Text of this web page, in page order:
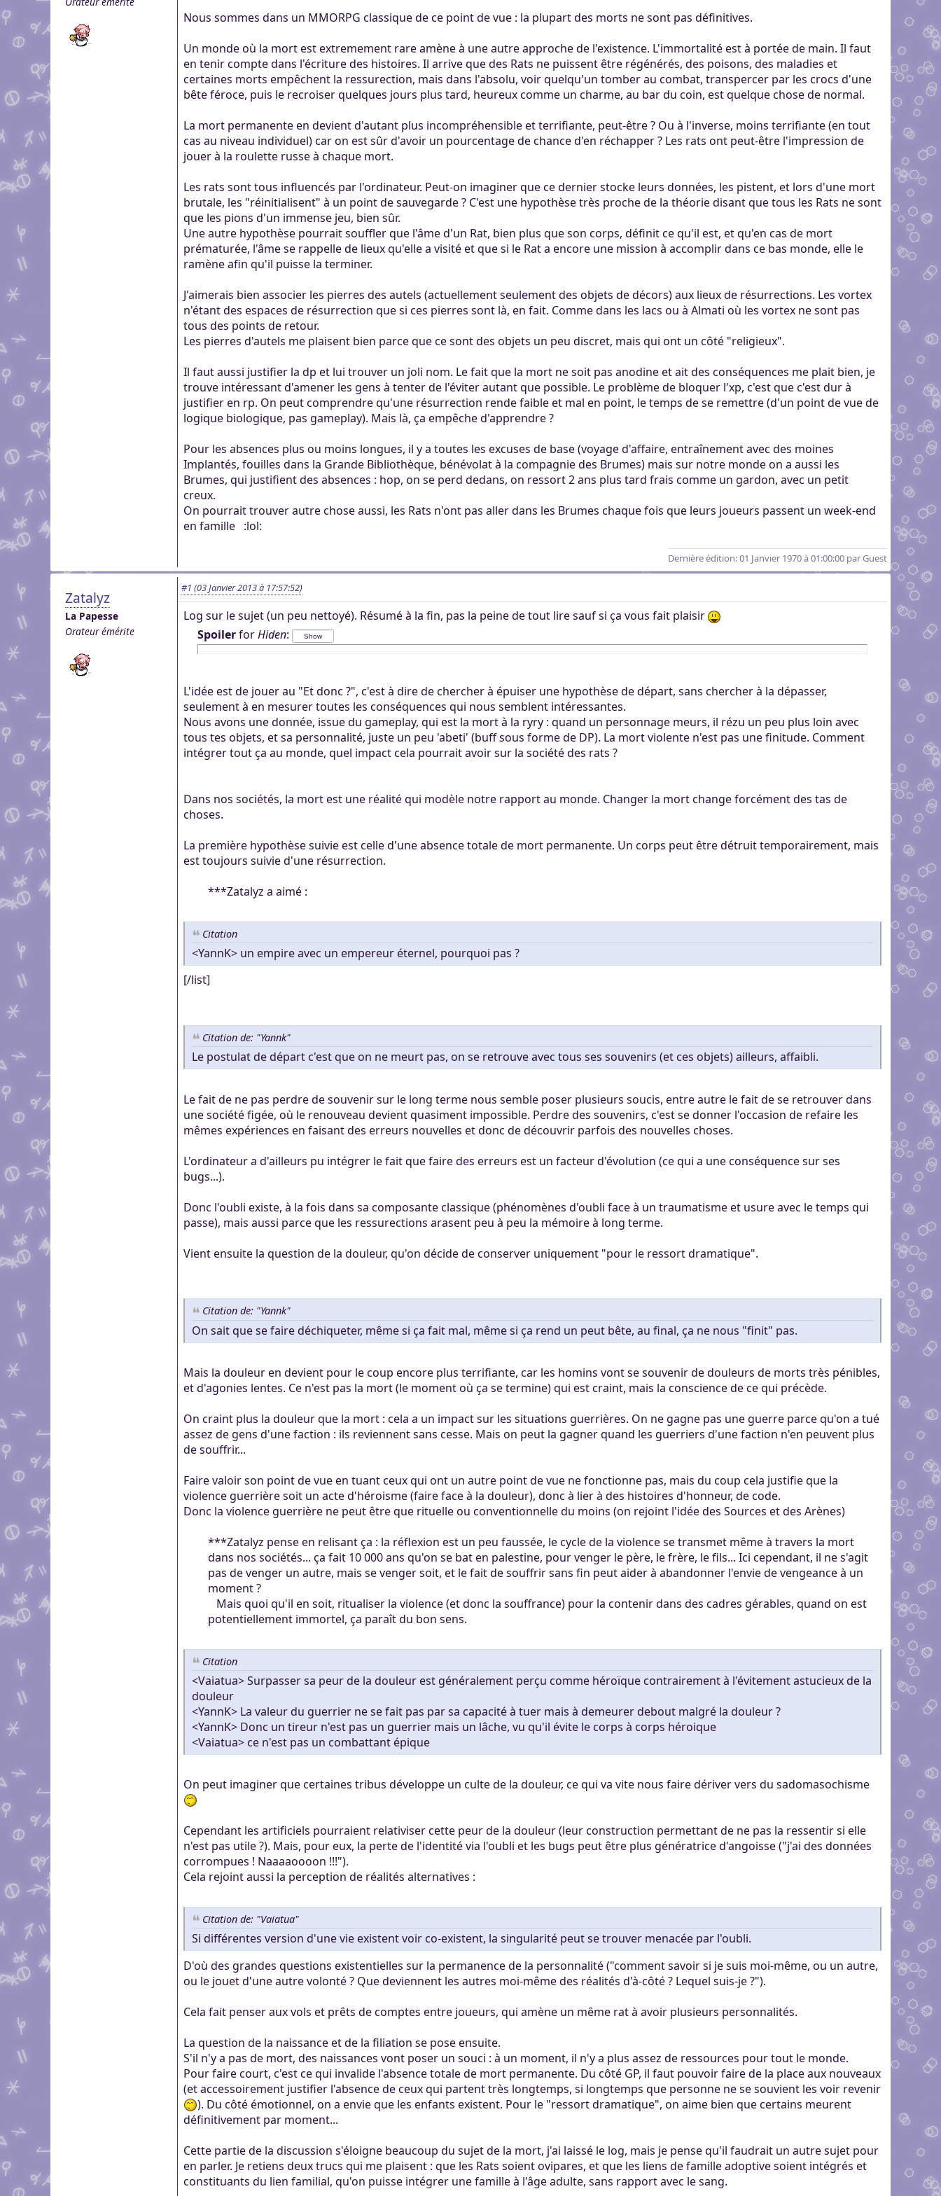
Pour partager des fichiers. Tout le monde
personne si vous n'êtes pas validé.
Visioconférence
Visioconférence
compte, via le navigateur. Allumez vos
micro ! /!\ Ce n'est pas notre outil
principal d'échange, préférez le salon
XMPP.
Boutiques
Brillez aux couleurs de Khaganat
Vous cherchez des goodies avec nos
visuels ? Vous pouvez les retrouver sur
quelques boutiques en ligne, et sur nos
Nous soutenir
Aider Khaganat
Notre projet vit grâce aux dons, en
nature, en temps ou en argent.
Découvrez comment nous aider, afin que
nous puissions aller encore plus loin !
Nous sommes dans un MMORPG classique de ce point de vue : la plupart des morts ne sont pas définitives.
Un monde où la mort est extremement rare amène à une autre approche de l'existence. L'immortalité est à portée de main. Il faut
en tenir compte dans l'écriture des histoires. Il arrive que des Rats ne puissent être régénérés, des poisons, des maladies et
certaines morts empêchent la ressurection, mais dans l'absolu, voir quelqu'un tomber au combat, transpercer par les crocs d'une
bête féroce, puis le recroiser quelques jours plus tard, heureux comme un charme, au bar du coin, est quelque chose de normal.
La mort permanente en devient d'autant plus incompréhensible et terrifiante, peut-être ? Ou à l'inverse, moins terrifiante (en tout
cas au niveau individuel) car on est sûr d'avoir un pourcentage de chance d'en réchapper ? Les rats ont peut-être l'impression de
jouer à la roulette russe à chaque mort.
Les rats sont tous influencés par l'ordinateur. Peut-on imaginer que ce dernier stocke leurs données, les pistent, et lors d'une mort
brutale, les "réinitialisent" à un point de sauvegarde ? C'est une hypothèse très proche de la théorie disant que tous les Rats ne sont
que les pions d'un immense jeu, bien sûr.
Une autre hypothèse pourrait souffler que l'âme d'un Rat, bien plus que son corps, définit ce qu'il est, et qu'en cas de mort
prématurée, l'âme se rappelle de lieux qu'elle a visité et que si le Rat a encore une mission à accomplir dans ce bas monde, elle le
ramène afin qu'il puisse la terminer.
J'aimerais bien associer les pierres des autels (actuellement seulement des objets de décors) aux lieux de résurrections. Les vortex
n'étant des espaces de résurrection que si ces pierres sont là, en fait. Comme dans les lacs ou à Almati où les vortex ne sont pas
tous des points de retour.
Les pierres d'autels me plaisent bien parce que ce sont des objets un peu discret, mais qui ont un côté "religieux".
Il faut aussi justifier la dp et lui trouver un joli nom. Le fait que la mort ne soit pas anodine et ait des conséquences me plait bien, je
trouve intéressant d'amener les gens à tenter de l'éviter autant que possible. Le problème de bloquer l'xp, c'est que c'est dur à
justifier en rp. On peut comprendre qu'une résurrection rende faible et mal en point, le temps de se remettre (d'un point de vue de
logique biologique, pas gameplay). Mais là, ça empêche d'apprendre ?
Pour les absences plus ou moins longues, il y a toutes les excuses de base (voyage d'affaire, entraînement avec des moines
Implantés, fouilles dans la Grande Bibliothèque, bénévolat à la compagnie des Brumes) mais sur notre monde on a aussi les
Brumes, qui justifient des absences : hop, on se perd dedans, on ressort 2 ans plus tard frais comme un gardon, avec un petit
creux.
On pourrait trouver autre chose aussi, les Rats n'ont pas aller dans les Brumes chaque fois que leurs joueurs passent un week-end
en famille :lol:
Dernière édition: 01 Janvier 1970 à 01:00:00 par Guest
Zatalyz
La Papesse
Orateur émérite
#1 (03 Janvier 2013 à 17:57:52)
Log sur le sujet (un peu nettoyé). Résumé à la fin, pas la peine de tout lire sauf si ça vous fait plaisir
SpoilerforHiden:
L'idée est de jouer au "Et donc ?", c'est à dire de chercher à épuiser une hypothèse de départ, sans chercher à la dépasser,
seulement à en mesurer toutes les conséquences qui nous semblent intéressantes.
Nous avons une donnée, issue du gameplay, qui est la mort à la ryry : quand un personnage meurs, il rézu un peu plus loin avec
tous tes objets, et sa personnalité, juste un peu 'abeti' (buff sous forme de DP). La mort violente n'est pas une finitude. Comment
intégrer tout ça au monde, quel impact cela pourrait avoir sur la société des rats ?
Dans nos sociétés, la mort est une réalité qui modèle notre rapport au monde. Changer la mort change forcément des tas de
choses.
La première hypothèse suivie est celle d'une absence totale de mort permanente. Un corps peut être détruit temporairement, mais
est toujours suivie d'une résurrection.
***Zatalyz a aimé :
Citation
<YannK> un empire avec un empereur éternel, pourquoi pas ?
[/list]
Citation de: "Yannk"
Le postulat de départ c'est que on ne meurt pas, on se retrouve avec tous ses souvenirs (et ces objets) ailleurs, affaibli.
Le fait de ne pas perdre de souvenir sur le long terme nous semble poser plusieurs soucis, entre autre le fait de se retrouver dans
une société figée, où le renouveau devient quasiment impossible. Perdre des souvenirs, c'est se donner l'occasion de refaire les
mêmes expériences en faisant des erreurs nouvelles et donc de découvrir parfois des nouvelles choses.
L'ordinateur a d'ailleurs pu intégrer le fait que faire des erreurs est un facteur d'évolution (ce qui a une conséquence sur ses
bugs...).
Donc l'oubli existe, à la fois dans sa composante classique (phénomènes d'oubli face à un traumatisme et usure avec le temps qui
passe), mais aussi parce que les ressurections arasent peu à peu la mémoire à long terme.
Vient ensuite la question de la douleur, qu'on décide de conserver uniquement "pour le ressort dramatique".
Citation de: "Yannk"
On sait que se faire déchiqueter, même si ça fait mal, même si ça rend un peut bête, au final, ça ne nous "finit" pas.
Mais la douleur en devient pour le coup encore plus terrifiante, car les homins vont se souvenir de douleurs de morts très pénibles,
et d'agonies lentes. Ce n'est pas la mort (le moment où ça se termine) qui est craint, mais la conscience de ce qui précède.
On craint plus la douleur que la mort : cela a un impact sur les situations guerrières. On ne gagne pas une guerre parce qu'on a tué
assez de gens d'une faction : ils reviennent sans cesse. Mais on peut la gagner quand les guerriers d'une faction n'en peuvent plus
de souffrir...
Faire valoir son point de vue en tuant ceux qui ont un autre point de vue ne fonctionne pas, mais du coup cela justifie que la
violence guerrière soit un acte d'héroisme (faire face à la douleur), donc à lier à des histoires d'honneur, de code.
Donc la violence guerrière ne peut être que rituelle ou conventionnelle du moins (on rejoint l'idée des Sources et des Arènes)
***Zatalyz pense en relisant ça : la réflexion est un peu faussée, le cycle de la violence se transmet même à travers la mort
dans nos sociétés... ça fait 10 000 ans qu'on se bat en palestine, pour venger le père, le frère, le fils... Ici cependant, il ne s'agit
pas de venger un autre, mais se venger soit, et le fait de souffrir sans fin peut aider à abandonner l'envie de vengeance à un
moment ?
Mais quoi qu'il en soit, ritualiser la violence (et donc la souffrance) pour la contenir dans des cadres gérables, quand on est
potentiellement immortel, ça paraît du bon sens.
Citation
<Vaiatua> Surpasser sa peur de la douleur est généralement perçu comme héroïque contrairement à l'évitement astucieux de la
douleur
<YannK> La valeur du guerrier ne se fait pas par sa capacité à tuer mais à demeurer debout malgré la douleur ?
<YannK> Donc un tireur n'est pas un guerrier mais un lâche, vu qu'il évite le corps à corps héroique
<Vaiatua> ce n'est pas un combattant épique
On peut imaginer que certaines tribus développe un culte de la douleur, ce qui va vite nous faire dériver vers du sadomasochisme
Cependant les artificiels pourraient relativiser cette peur de la douleur (leur construction permettant de ne pas la ressentir si elle
n'est pas utile ?). Mais, pour eux, la perte de l'identité via l'oubli et les bugs peut être plus génératrice d'angoisse ("j'ai des données
corrompues ! Naaaaoooon !!!").
Cela rejoint aussi la perception de réalités alternatives :
Citation de: "Vaiatua"
Si différentes version d'une vie existent voir co-existent, la singularité peut se trouver menacée par l'oubli.
D'où des grandes questions existentielles sur la permanence de la personnalité ("comment savoir si je suis moi-même, ou un autre,
ou le jouet d'une autre volonté ? Que deviennent les autres moi-même des réalités d'à-côté ? Lequel suis-je ?").
Cela fait penser aux vols et prêts de comptes entre joueurs, qui amène un même rat à avoir plusieurs personnalités.
La question de la naissance et de la filiation se pose ensuite.
S'il n'y a pas de mort, des naissances vont poser un souci : à un moment, il n'y a plus assez de ressources pour tout le monde.
Pour faire court, c'est ce qui invalide l'absence totale de mort permanente. Du côté GP, il faut pouvoir faire de la place aux nouveaux
(et accessoirement justifier l'absence de ceux qui partent très longtemps, si longtemps que personne ne se souvient les voir revenir
). Du côté émotionnel, on a envie que les enfants existent. Pour le "ressort dramatique", on aime bien que certains meurent
définitivement par moment...
Cette partie de la discussion s'éloigne beaucoup du sujet de la mort, j'ai laissé le log, mais je pense qu'il faudrait un autre sujet pour
en parler. Je retiens deux trucs qui me plaisent : que les Rats soient ovipares, et que les liens de famille adoptive soient intégrés et
constituants du lien familial, qu'on puisse intégrer une famille à l'âge adulte, sans rapport avec le sang.